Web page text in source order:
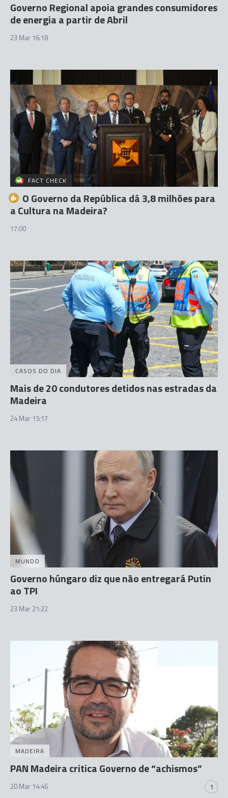
Governo Regional apoia grandes consumidores
de energia a partir de Abril
23 Mar 16:18
FACT CHECK
O Governo da República dá 3,8 milhões para
a Cultura na Madeira?
17:00
CASOS DO DIA
Mais de 20 condutores detidos nas estradas da
Madeira
24 Mar 15:17
MUNDO
Governo húngaro diz que não entregará Putin
ao TPI
23 Mar 21:22
MADEIRA
PAN Madeira critica Governo de “achismos”
20 Mar 14:46 1